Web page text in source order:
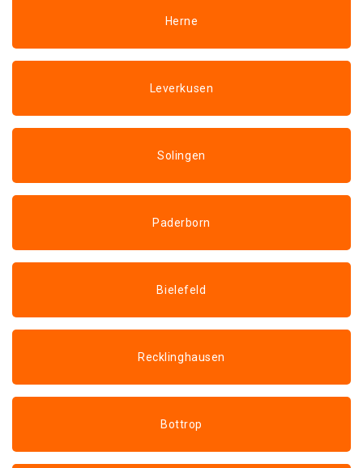
Herne
Leverkusen
Solingen
Paderborn
Bielefeld
Recklinghausen
Bottrop